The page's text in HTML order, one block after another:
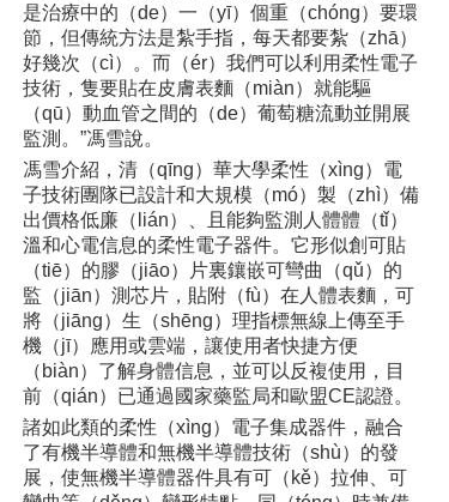
是治療中的（de）一（yī）個重（chóng）要環
節，但傳統方法是紮手指，每天都要紮（zhā）
好幾次（cì）。而（ér）我們可以利用柔性電子
技術，隻要貼在皮膚表麵（miàn）就能驅
（qū）動血管之間的（de）葡萄糖流動並開展
監測。”馮雪說。
馮雪介紹，清（qīng）華大學柔性（xìng）電
子技術團隊已設計和大規模（mó）製（zhì）備
出價格低廉（lián）、且能夠監測人體體（tǐ）
溫和心電信息的柔性電子器件。它形似創可貼
（tiē）的膠（jiāo）片裏鑲嵌可彎曲（qǔ）的
監（jiān）測芯片，貼附（fù）在人體表麵，可
將（jiāng）生（shēng）理指標無線上傳至手
機（jī）應用或雲端，讓使用者快捷方便
（biàn）了解身體信息，並可以反複使用，目
前（qián）已通過國家藥監局和歐盟CE認證。
諸如此類的柔性（xìng）電子集成器件，融合
了有機半導體和無機半導體技術（shù）的發
展，使無機半導體器件具有可（kě）拉伸、可